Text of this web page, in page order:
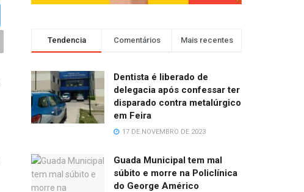
Tendencia Comentários Mais recentes
Dentista é liberado de
delegacia após confessar ter
disparado contra metalúrgico
em Feira
17 DE NOVEMBRO DE 2023
Guada Municipal tem mal
súbito e morre na Policlínica
do George Américo